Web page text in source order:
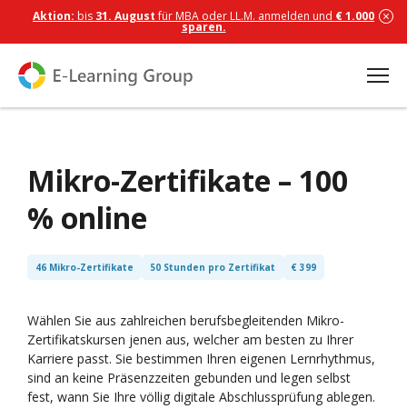
Aktion: bis 31. Augustfür MBA oder LL.M. anmelden und € 1.000
sparen.
Mikro-Zertifikate – 100
% online
46 Mikro-Zertifikate 50 Stunden pro Zertifikat € 399
Wählen Sie aus zahlreichen berufsbegleitenden Mikro-
Zertifikatskursen jenen aus, welcher am besten zu Ihrer
Karriere passt. Sie bestimmen Ihren eigenen Lernrhythmus,
sind an keine Präsenzzeiten gebunden und legen selbst
fest, wann Sie Ihre völlig digitale Abschlussprüfung ablegen.